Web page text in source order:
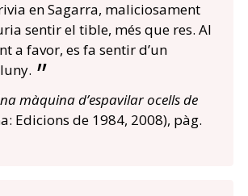
en Sagarra, maliciosament
sentir el tible, més que res. Al
a favor, es fa sentir d’un
màquina d’espavilar ocells de
Edicions de 1984, 2008), pàg.